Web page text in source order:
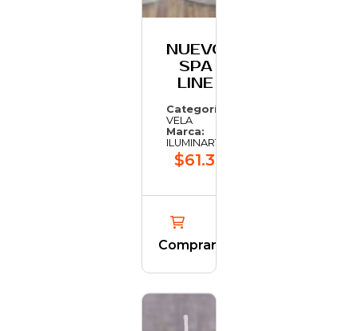
NUEVO
SPA
LINE
Categoría:
VELA
Marca:
ILUMINARTE
$61.306,25
Comprar